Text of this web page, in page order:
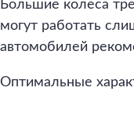
Большие колеса
могут работать
автомобилей
Оптимальные